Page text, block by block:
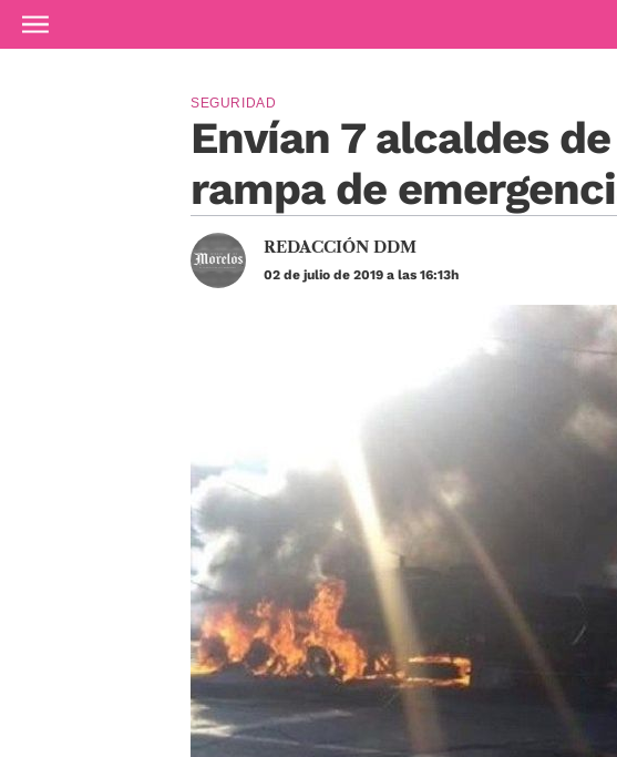
Ir al contenido principal
Envían 7 alcaldes
rampa de
SEGURIDAD
REDACCIÓN DDM
02 de julio de 2019 a las 16:13h